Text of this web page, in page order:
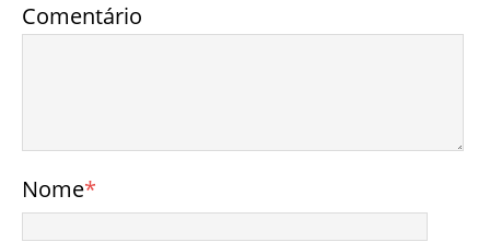
Comentário
Nome*